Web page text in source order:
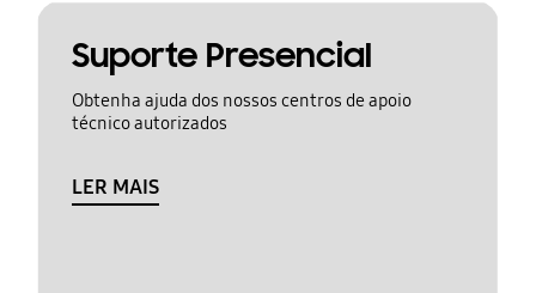
Suporte Presencial
Obtenha ajuda dos nossos centros de apoio
técnico autorizados
LER MAIS